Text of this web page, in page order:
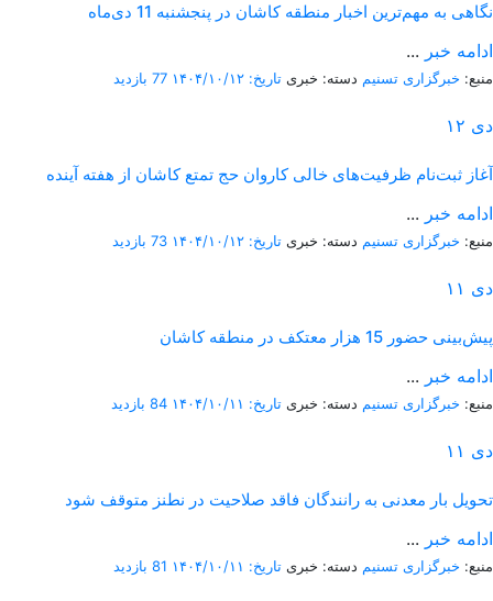
نگاهی به مهم‌ترین اخبار منطقه کاشان در پنجشنبه 11 دی‌ماه
... ادامه خبر
منبع: خبرگزاری تسنیم دسته: خبری تاریخ: ۱۴۰۴/۱۰/۱۲ 77 بازدید
۱۲ دی
آغاز ثبت‌نام ظرفیت‌های خالی کاروان حج تمتع کاشان از هفته آینده
... ادامه خبر
منبع: خبرگزاری تسنیم دسته: خبری تاریخ: ۱۴۰۴/۱۰/۱۲ 73 بازدید
۱۱ دی
پیش‌بینی حضور 15 هزار معتکف در منطقه کاشان
... ادامه خبر
منبع: خبرگزاری تسنیم دسته: خبری تاریخ: ۱۴۰۴/۱۰/۱۱ 84 بازدید
۱۱ دی
تحویل بار معدنی به رانندگان فاقد صلاحیت در نطنز متوقف شود
... ادامه خبر
منبع: خبرگزاری تسنیم دسته: خبری تاریخ: ۱۴۰۴/۱۰/۱۱ 81 بازدید